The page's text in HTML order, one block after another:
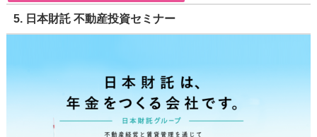
5. 日本財託 不動産投資セミナー